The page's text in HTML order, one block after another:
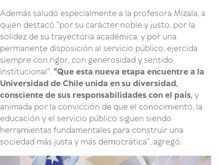
Además saludó especialmente a la profesora Mizala, a
quien destacó "por su carácter noble y justo, por la
solidez de su trayectoria académica, y por una
permanente disposición al servicio público, ejercida
siempre con rigor, con generosidad y sentido
institucional". "Que esta nueva etapa encuentre a la
Universidad de Chile unida en su diversidad,
consciente de sus responsabilidades con el país, y
animada por la convicción de que el conocimiento, la
educación y el servicio público siguen siendo
herramientas fundamentales para construir una
sociedad más justa y más democrática", agregó.